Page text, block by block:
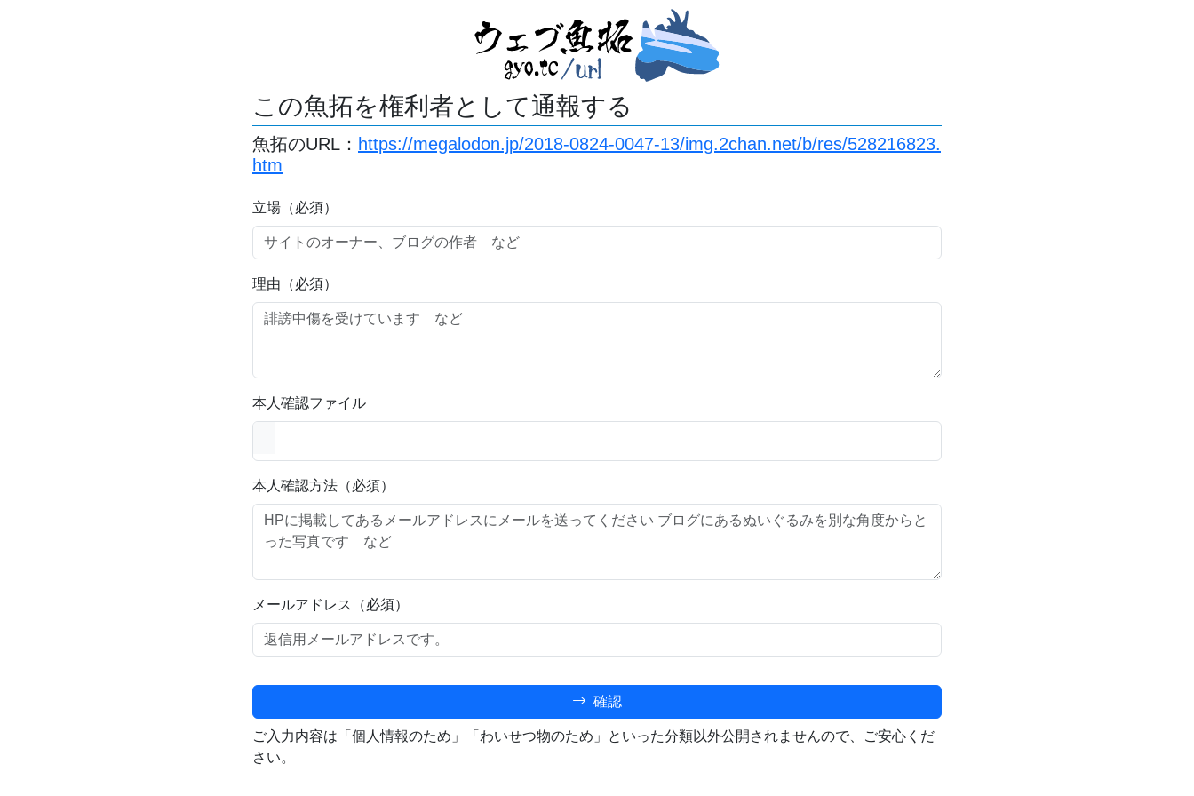
この魚拓を権利者として通報する
魚拓のURL： https://megalodon.jp/2018-0824-0047-13/img.2chan.net/b/res/528216823.
htm
立場（必須）
理由（必須）
本人確認ファイル
本人確認方法（必須）
メールアドレス（必須）
確認
ご入力内容は「個人情報のため」「わいせつ物のため」といった分類以外公開されませんので、ご安心くだ
さい。